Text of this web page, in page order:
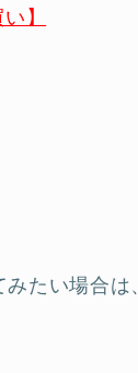
】
たい場合は